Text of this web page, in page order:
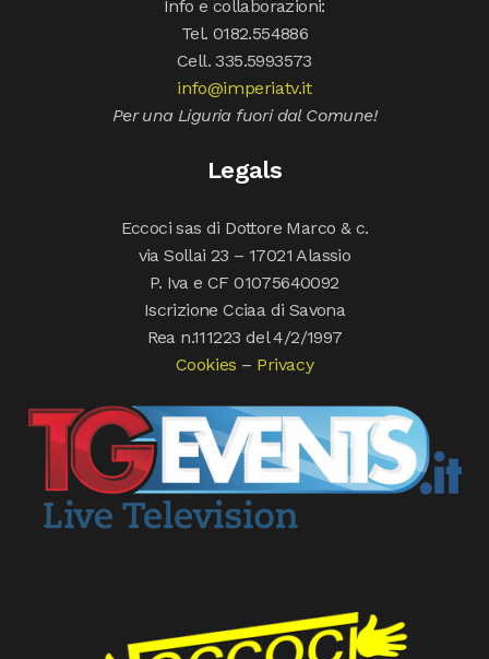
Info e collaborazioni:
Tel. 0182.554886
Cell. 335.5993573
info@imperiatv.it
Per una Liguria fuori dal Comune!
Legals
Eccoci sas di Dottore Marco & c.
via Sollai 23 – 17021 Alassio
P. Iva e CF 01075640092
Iscrizione Cciaa di Savona
Rea n.111223 del 4/2/1997
Cookies – Privacy